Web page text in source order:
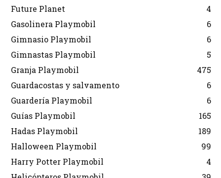
Future Planet
4
Gasolinera Playmobil
6
Gimnasio Playmobil
6
Gimnastas Playmobil
5
Granja Playmobil
475
Guardacostas y salvamento
6
Guardería Playmobil
6
Guías Playmobil
165
Hadas Playmobil
189
Halloween Playmobil
99
Harry Potter Playmobil
4